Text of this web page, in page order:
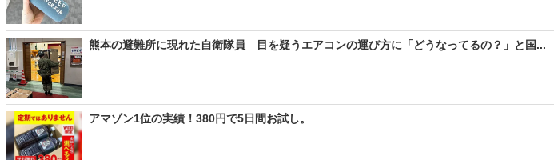
熊本の避難所に現れた自衛隊員 目を疑うエアコンの運び方に「どうなってるの？」と国...
アマゾン1位の実績！380円で5日間お試し。